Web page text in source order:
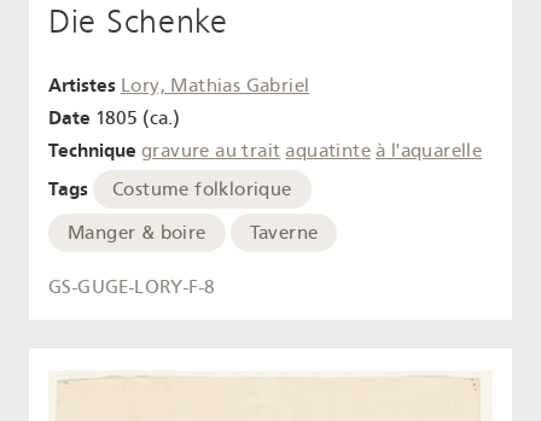
Die Schenke
Artistes Lory, Mathias Gabriel
Date 1805 (ca.)
Technique gravure au trait aquatinte à l'aquarelle
Tags
Costume folklorique
Manger & boire
Taverne
GS-GUGE-LORY-F-8